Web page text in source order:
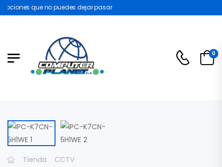
que no puedes dejar pasar
0
Tienda
CCTV